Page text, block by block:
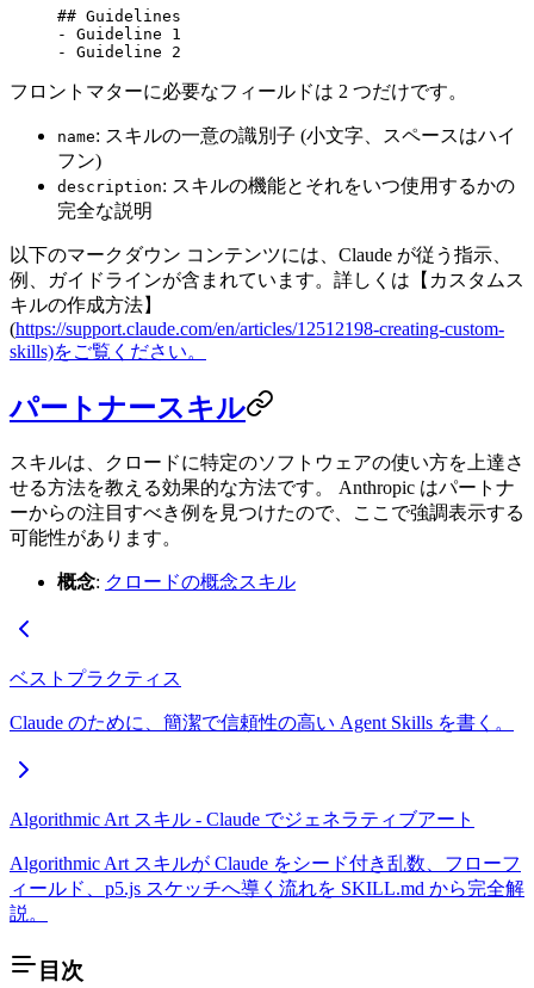
## Guidelines
-
Guideline 1
-
Guideline 2
フロントマターに必要なフィールドは 2 つだけです。
name: スキルの一意の識別子 (小文字、スペースはハイ
フン)
description: スキルの機能とそれをいつ使用するかの
完全な説明
以下のマークダウン コンテンツには、Claude が従う指示、
例、ガイドラインが含まれています。詳しくは【カスタムス
キルの作成方法】
(https://support.claude.com/en/articles/12512198-creating-custom-
skills)をご覧ください。
パートナースキル
スキルは、クロードに特定のソフトウェアの使い方を上達さ
せる方法を教える効果的な方法です。 Anthropic はパートナ
ーからの注目すべき例を見つけたので、ここで強調表示する
可能性があります。
概念: クロードの概念スキル
ベストプラクティス
Claude のために、簡潔で信頼性の高い Agent Skills を書く。
Algorithmic Art スキル - Claude でジェネラティブアート
Algorithmic Art スキルが Claude をシード付き乱数、フローフ
ィールド、p5.js スケッチへ導く流れを SKILL.md から完全解
説。
目次